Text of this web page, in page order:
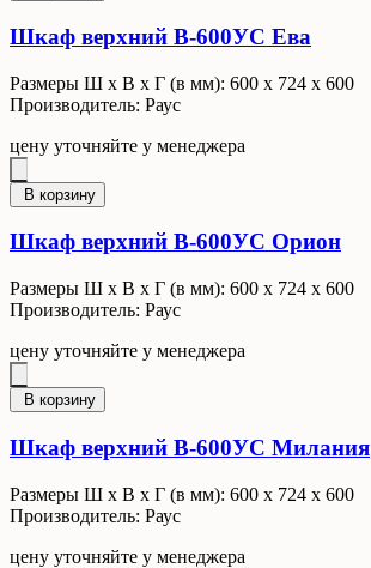
Шкаф верхний В-600УС Ева
Размеры Ш x В x Г (в мм): 600 х 724 х 600
Производитель: Раус
цену уточняйте у менеджера
В корзину
Шкаф верхний В-600УС Орион
Размеры Ш x В x Г (в мм): 600 х 724 х 600
Производитель: Раус
цену уточняйте у менеджера
В корзину
Шкаф верхний В-600УС Милания
Размеры Ш x В x Г (в мм): 600 х 724 х 600
Производитель: Раус
цену уточняйте у менеджера